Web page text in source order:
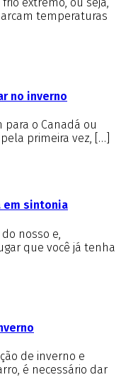
temperaturas
no inverno
o Canadá ou
primeira vez, […]
em sintonia
nosso e,
que você já tenha
de inverno e
é necessário dar